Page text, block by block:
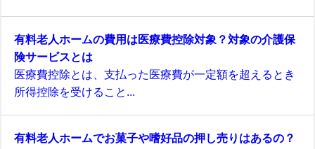
有料老人ホームの費用は医療費控除対象？対象の介護保
険サービスとは
医療費控除とは、支払った医療費が一定額を超えるとき
所得控除を受けること...
有料老人ホームでお菓子や嗜好品の押し売りはあるの？